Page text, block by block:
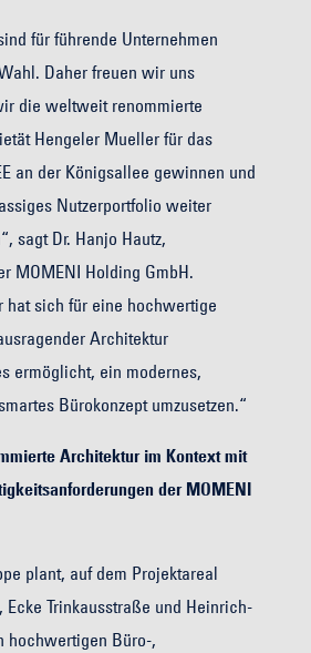
für führende Unternehmen
Daher freuen wir uns
die weltweit renommierte
Hengeler Mueller für das
an der Königsallee gewinnen und
Nutzerportfolio weiter
sagt Dr. Hanjo Hautz,
MOMENI Holding GmbH.
hat sich für eine hochwertige
Architektur
ermöglicht, ein modernes,
Bürokonzept umzusetzen.“
Architektur im Kontext mit
der MOMENI
plant, auf dem Projektareal
Ecke Trinkausstraße und Heinrich-
hochwertigen Büro-,